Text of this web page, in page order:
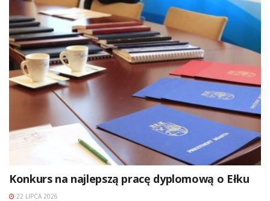
Konkurs na najlepszą pracę dyplomową o Ełku
22 LIPCA 2026